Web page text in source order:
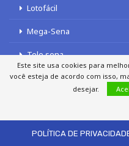
Lotofácil
Mega-Sena
Tele sena
POLÍTICA DE
Este site usa cookies para
você esteja de acordo com isso,
desejar.